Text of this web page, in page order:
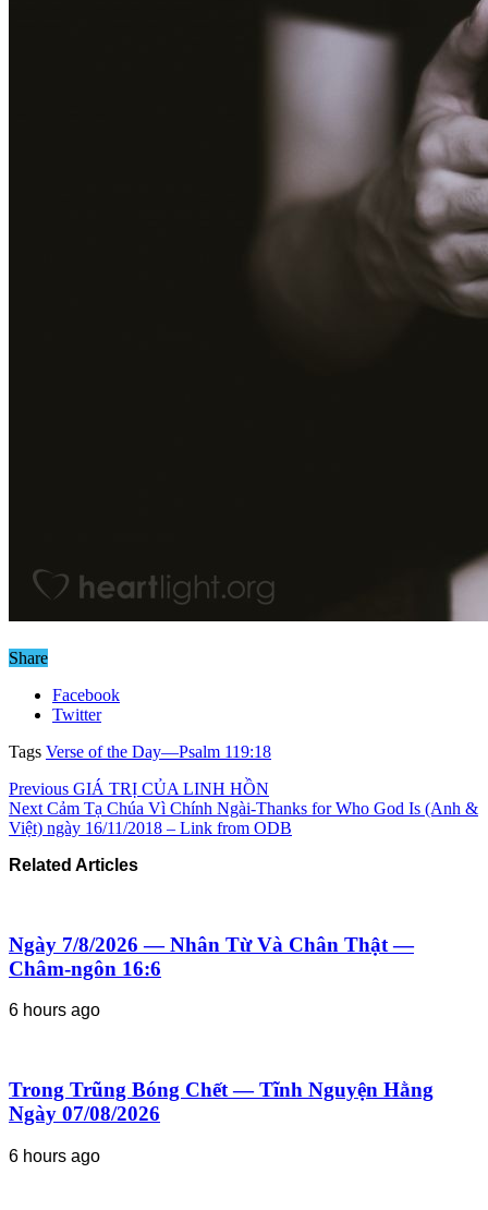
Share
Facebook
Twitter
Tags Verse of the Day—Psalm 119:18
Previous GIÁ TRỊ CỦA LINH HỒN
Next Cảm Tạ Chúa Vì Chính Ngài-Thanks for Who God Is (Anh &
Việt) ngày 16/11/2018 – Link from ODB
Related Articles
Ngày 7/8/2026 — Nhân Từ Và Chân Thật —
Châm-ngôn 16:6
6 hours ago
Trong Trũng Bóng Chết — Tĩnh Nguyện Hằng
Ngày 07/08/2026
6 hours ago